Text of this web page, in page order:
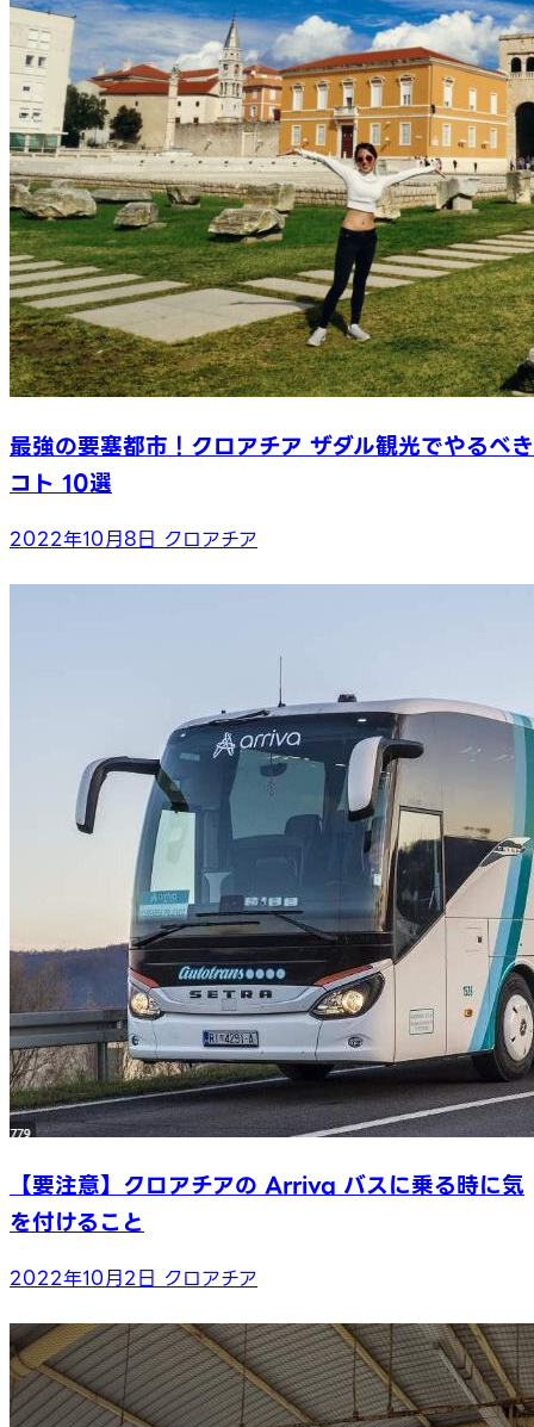
最強の要塞都市！クロアチア ザダル観光でやるべき
コト 10選
2022年10月8日 クロアチア
【要注意】クロアチアの Arriva バスに乗る時に気
を付けること
2022年10月2日 クロアチア